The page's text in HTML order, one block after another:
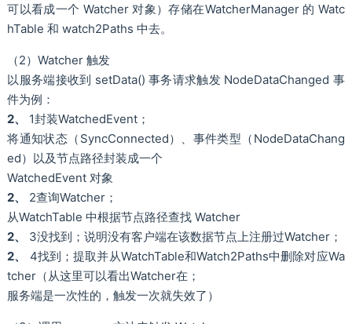
可以看成一个 Watcher 对象）存储在WatcherManager 的 Watc
hTable 和 watch2Paths 中去。
（2）Watcher 触发
以服务端接收到 setData() 事务请求触发 NodeDataChanged 事
件为例：
2、
1封装WatchedEvent；
将通知状态（SyncConnected）、事件类型（NodeDataChang
ed）以及节点路径封装成一个
WatchedEvent 对象
2、
2查询Watcher；
从WatchTable 中根据节点路径查找 Watcher
2、
3没找到；说明没有客户端在该数据节点上注册过Watcher；
2、
4找到；提取并从WatchTable和Watch2Paths中删除对应Wa
tcher（从这里可以看出Watcher在；
服务端是一次性的，触发一次就失效了）